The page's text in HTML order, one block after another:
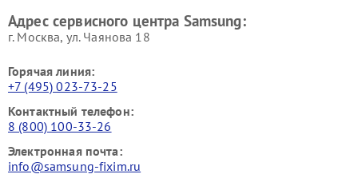
Адрес сервисного центра Samsung:
г. Москва, ул. Чаянова 18
Горячая линия:
+7 (495) 023-73-25
Контактный телефон:
8 (800) 100-33-26
Электронная почта:
info@samsung-fixim.ru